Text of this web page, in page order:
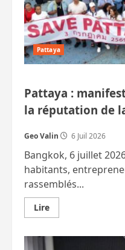
pour
un
Français.
Une
Russe
tombe
du
8e.
Pattaya
Pattaya :
la réputation de
Geo Valin 6 Juil 2026
Bangkok, 6 juillet
habitants,
rassemblés...
LireEn
savoir
Pattaya